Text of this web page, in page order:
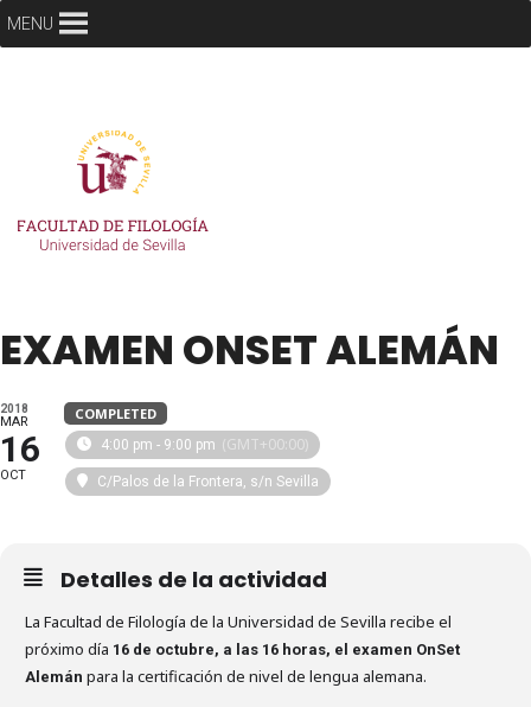
MENU
EXAMEN ONSET ALEMÁN
2018
MAR
16
OCT
COMPLETED
4:00 pm - 9:00 pm (GMT+00:00)
C/Palos de la Frontera, s/n Sevilla
Detalles de la actividad
La Facultad de Filología de la Universidad de Sevilla recibe el
próximo día 16 de octubre, a las 16 horas, el examen OnSet
Alemán para la certificación de nivel de lengua alemana.